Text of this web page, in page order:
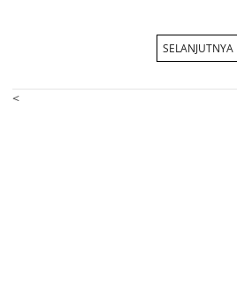
SELANJUTNYA
<